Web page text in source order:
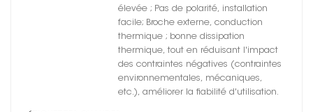
élevée ; Pas de polarité, installation
facile; Broche externe, conduction
thermique ; bonne dissipation
thermique, tout en réduisant l'impact
des contraintes négatives (contraintes
environnementales, mécaniques,
etc.), améliorer la fiabilité d'utilisation.